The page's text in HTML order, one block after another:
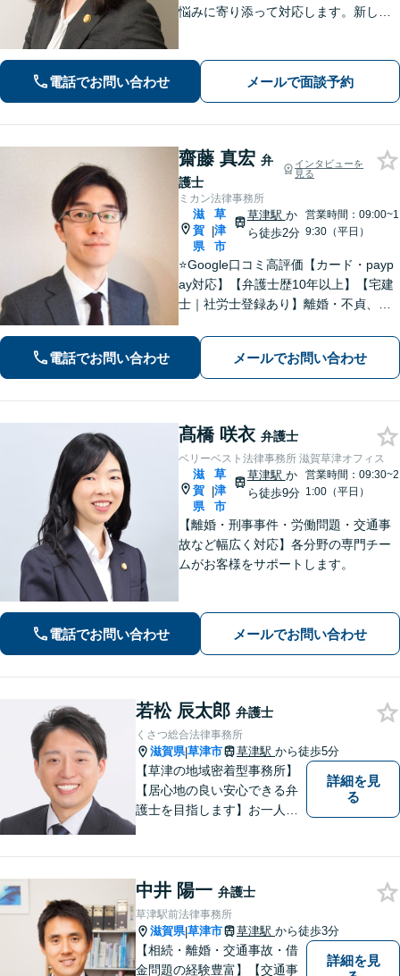
悩みに寄り添って対応します。新しい
にご相談ください。
電話でお問い合わせ メールで面談予約
齋藤 真宏 弁
護士
インタビューを
見る
ミカン法律事務所
滋
賀
県
|
草
津
市
草津駅 か
ら徒歩2分
営業時間：09:00~1
9:30（平日）
⭐️Google口コミ高評価【カード・payp
ay対応】【弁護士歴10年以上】【宅建
士｜社労士登録あり】離婚・不貞、破
リラックスしてお越しください。丁寧
にお話をお聴きします【草津駅2分｜駐
車場あり】【土日祝対応】
電話でお問い合わせ メールでお問い合わせ
髙橋 咲衣 弁護士
ベリーベスト法律事務所 滋賀草津オフィス
滋
賀
県
|
草
津
市
草津駅 か
ら徒歩9分
営業時間：09:30~2
1:00（平日）
【離婚・刑事事件・労働問題・交通事
故など幅広く対応】各分野の専門チー
ムがお客様をサポートします。
電話でお問い合わせ メールでお問い合わせ
若松 辰太郎 弁護士
くさつ総合法律事務所
滋賀県|草津市 草津駅 から徒歩5分
【草津の地域密着型事務所】
【居心地の良い安心できる弁
護士を目指します】お一人お
大規模事務所にはできないき
め細やかさが魅力。お気軽に
ご相談ください！
詳細を見
る
中井 陽一 弁護士
草津駅前法律事務所
滋賀県|草津市 草津駅 から徒歩3分
【相続・離婚・交通事故・借
金問題の経験豊富】【交通事
詳細を見